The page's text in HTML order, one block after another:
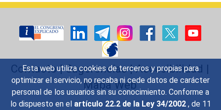
Esta web utiliza cookies de terceros y propias para
optimizar el servicio, no recaba ni cede datos de carácter
personal de los usuarios sin su conocimiento. Conforme a
lo dispuesto en el artículo 22.2 de la Ley 34/2002 , de 11
Contacto|Sugerencias|Accesibilidad |
Mapa Web